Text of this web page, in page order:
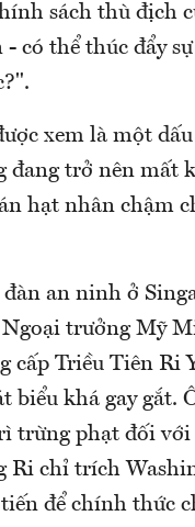
sách thù địch
- có thể thúc đẩy
xem là một
đang trở nên mất
hạt nhân chậm
an ninh ở
trưởng Mỹ
cấp Triều Tiên Ri
biểu khá gay gắt.
trừng phạt đối với
Ri chỉ trích
để chính thức